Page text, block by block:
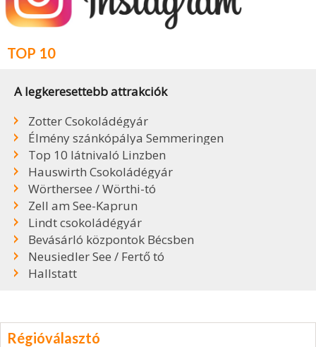
TOP 10
A legkeresettebb attrakciók
Zotter Csokoládégyár
Élmény szánkópálya Semmeringen
Top 10 látnivaló Linzben
Hauswirth Csokoládégyár
Wörthersee / Wörthi-tó
Zell am See-Kaprun
Lindt csokoládégyár
Bevásárló központok Bécsben
Neusiedler See / Fertő tó
Hallstatt
Régióválasztó